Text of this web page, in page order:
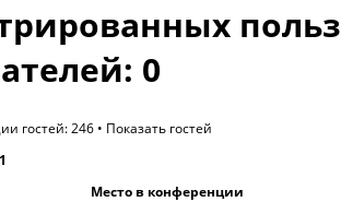
0
гостей: 246 • Показать гостей
1
Место в конференции